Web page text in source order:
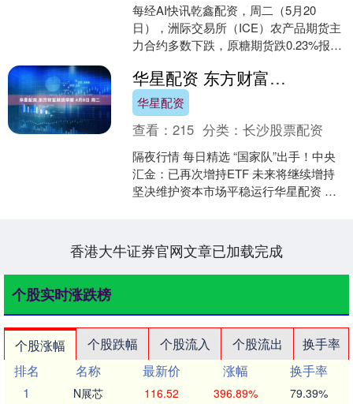
每经AI快讯乾鑫配资，周二（5月20
日），洲际交易所（ICE）农产品期货主
力合约多数下跌，原糖期货跌0.23%报
华星配资 东方财富期货早餐 4月8日 周二
华星配资
查看：215 分类：长沙股票配资
隔夜行情 每日精选 “国家队”出手！中央
汇金：已再次增持ETF 未来将继续增持
坚决维护资本市场平稳运行华星配资 连
香港大牛证券官网文章已加载完成
个股实时涨跌榜
个股涨幅 个股跌幅 个股流入 个股流出
换手率
排名
名称 最新价 涨幅
换手率
1
N展芯 116.52 396.89% 79.39%